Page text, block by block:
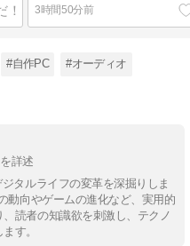
3時間50分前
#自作PC #オーディオ
詳述
タルライフの変革を深掘りしま
動向やゲームの進化など、実用的
読者の知識欲を刺激し、テクノ
す。